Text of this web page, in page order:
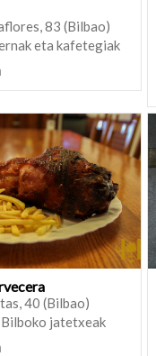
83 (Bilbao)
eta kafetegiak
40 (Bilbao)
jatetxeak